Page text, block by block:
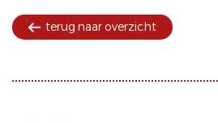
terug naar overzicht